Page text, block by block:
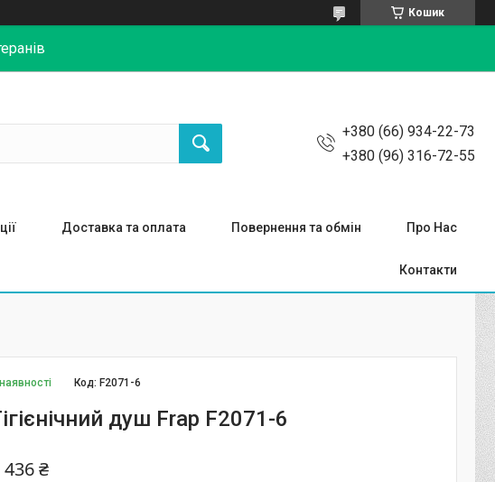
Кошик
+380 (66) 934-22-73
+380 (96) 316-72-55
Доставка та оплата Повернення та обмін Про Нас
Контакти
Код: F2071-6
душ Frap F2071-6
436 ₴